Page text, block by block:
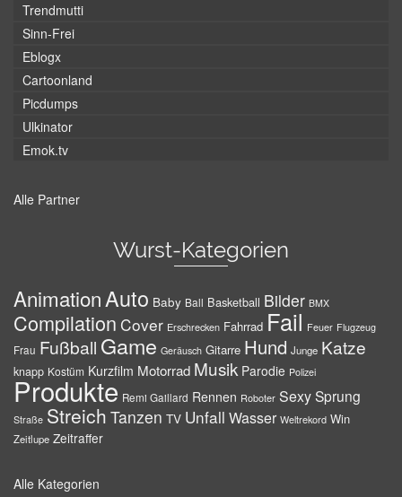
Trendmutti
Sinn-Frei
Eblogx
Cartoonland
Picdumps
Ulkinator
Emok.tv
Alle Partner
Wurst-Kategorien
AnimationAuto Baby Ball Basketball Bilder BMX
Compilation Cover Erschrecken Fahrrad Fail Feuer Flugzeug
Frau Fußball Game Geräusch Gitarre Hund Junge Katze
knapp Kostüm Kurzfilm Motorrad Musik Parodie Polizei
Produkte Remi Gaillard Rennen Roboter SexySprung
Straße Streich Tanzen TV Unfall Wasser Weltrekord Win
Zeitlupe Zeitraffer
Alle Kategorien